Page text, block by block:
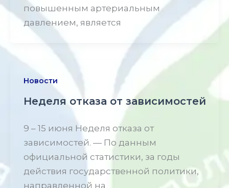
повышенным артериальным
давлением, является
Новости
Неделя отказа от зависимостей
9 – 15 июня Неделя отказа от
зависимостей. — По данным
официальной статистики, за годы
действия государственной политики,
направленной на